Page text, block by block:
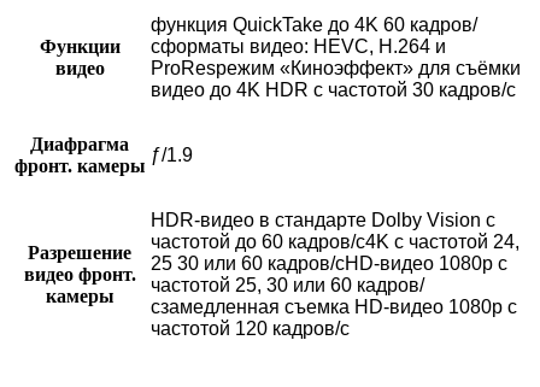
Функции
видео
функция QuickTake до 4K 60 кадров/
сформаты видео: HEVC, H.264 и
ProResрежим «Киноэффект» для съёмки
видео до 4K HDR с частотой 30 кадров/с
Диафрагма
фронт. камеры
ƒ/1.9
Разрешение
видео фронт.
камеры
HDR‑видео в стандарте Dolby Vision с
частотой до 60 кадров/с4K с частотой 24,
25 30 или 60 кадров/сHD-видео 1080p с
частотой 25, 30 или 60 кадров/
сзамедленная съемка HD-видео 1080p с
частотой 120 кадров/с